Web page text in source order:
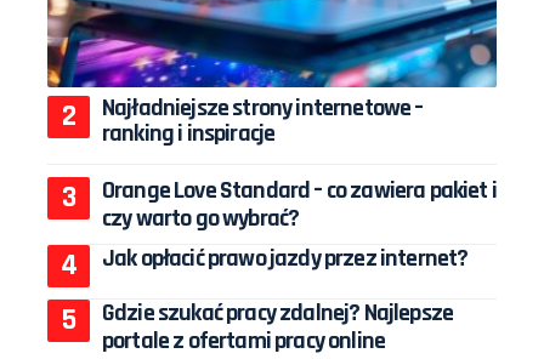
Najładniejsze strony internetowe –
ranking i inspiracje
Orange Love Standard – co zawiera pakiet i
czy warto go wybrać?
Jak opłacić prawo jazdy przez internet?
Gdzie szukać pracy zdalnej? Najlepsze
portale z ofertami pracy online